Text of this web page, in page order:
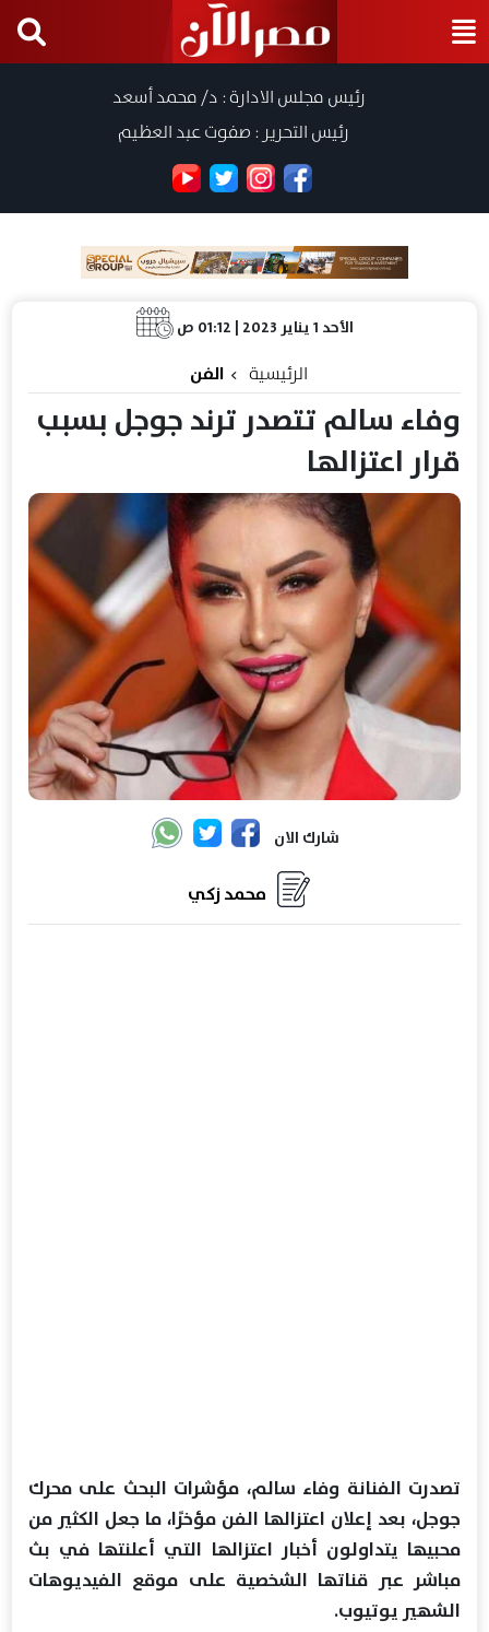
رئيس مجلس الادارة : د/ محمد أسعد
رئيس التحرير : صفوت عبد العظيم
الأحد 1 يناير 2023 | 01:12 ص
الرئيسية الفن
وفاء سالم تتصدر ترند جوجل بسبب
قرار اعتزالها
شارك الان
محمد زكي
تصدرت الفنانة وفاء سالم، مؤشرات البحث على محرك
جوجل، بعد إعلان اعتزالها الفن مؤخرًا، ما جعل الكثير من
محبيها يتداولون أخبار اعتزالها التي أعلنتها في بث
مباشر عبر قناتها الشخصية على موقع الفيديوهات
الشهير يوتيوب.